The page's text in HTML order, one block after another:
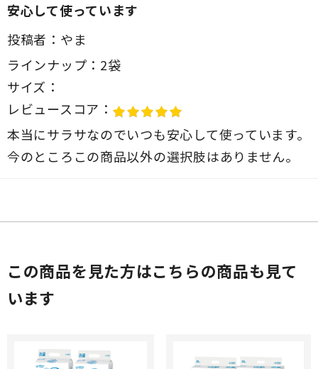
安心して使っています
投稿者： やま
ラインナップ： 2袋
サイズ：
レビュースコア：
本当にサラサなのでいつも安心して使っています。
今のところこの商品以外の選択肢はありません。
この商品を見た方はこちらの商品も見て
います